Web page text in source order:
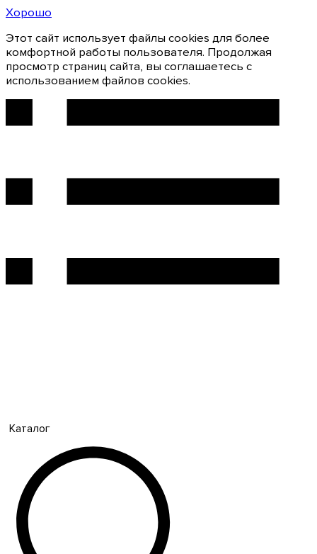
Хорошо
Этот сайт использует файлы cookies для более
комфортной работы пользователя. Продолжая
просмотр страниц сайта, вы соглашаетесь с
использованием файлов cookies.
Каталог